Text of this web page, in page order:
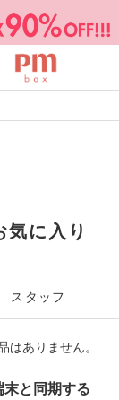
気に入り
スタッフ
はありません。
と同期する